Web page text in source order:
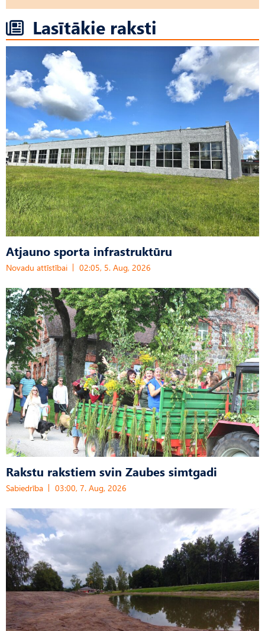
Lasītākie raksti
Atjauno sporta infrastruktūru
Novadu attīstībai 02:05, 5. Aug, 2026
Rakstu rakstiem svin Zaubes simtgadi
Sabiedrība 03:00, 7. Aug, 2026